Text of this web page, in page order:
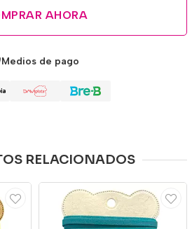
AHORA
Medios de pago
RELACIONADOS